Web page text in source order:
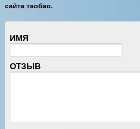
сайта таобао.
ИМЯ
ОТЗЫВ